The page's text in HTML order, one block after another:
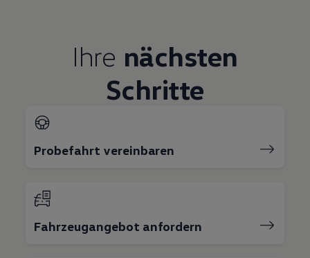
Ihre nächsten
Schritte
Probefahrt vereinbaren
Fahrzeugangebot anfordern